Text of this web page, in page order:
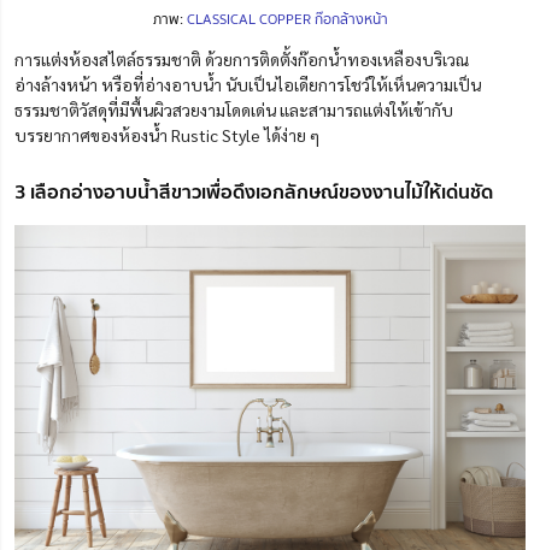
ภาพ:CLASSICAL COPPER ก๊อกล้างหน้า
การแต่งห้องสไตล์ธรรมชาติ ด้วยการติดตั้งก๊อกน้ำทองเหลืองบริเวณ
อ่างล้างหน้า หรือที่อ่างอาบน้ำ นับเป็นไอเดียการโชว์ให้เห็นความเป็น
ธรรมชาติวัสดุที่มีพื้นผิวสวยงามโดดเด่น และสามารถแต่งให้เข้ากับ
บรรยากาศของห้องน้ำ Rustic Style ได้ง่าย ๆ
3 เลือกอ่างอาบน้ำสีขาวเพื่อดึงเอกลักษณ์ของงานไม้ให้เด่นชัด